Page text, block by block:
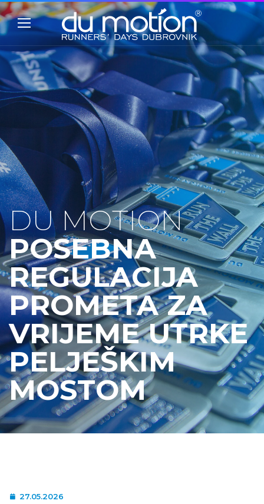
DU MOTION
POSEBNA
REGULACIJA
PROMETA ZA
VRIJEME UTRKE
PELJEŠKIM
MOSTOM
27.05.2026